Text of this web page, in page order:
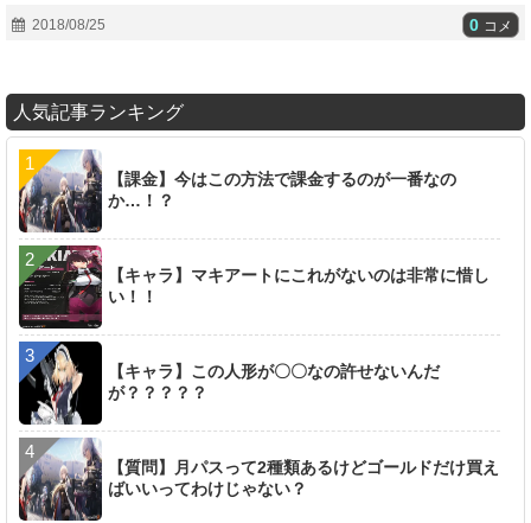
2018/08/25 0 コメ
人気記事ランキング
【課金】今はこの方法で課金するのが一番なの
か…！？
【キャラ】マキアートにこれがないのは非常に惜し
い！！
【キャラ】この人形が〇〇なの許せないんだ
が？？？？？
【質問】月パスって2種類あるけどゴールドだけ買え
ばいいってわけじゃない？